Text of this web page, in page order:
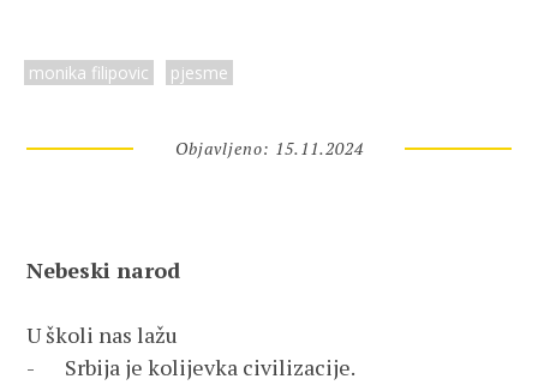
monika filipovic pjesme
Objavljeno: 15.11.2024
Nebeski narod
U školi nas lažu
-	Srbija je kolijevka civilizacije.